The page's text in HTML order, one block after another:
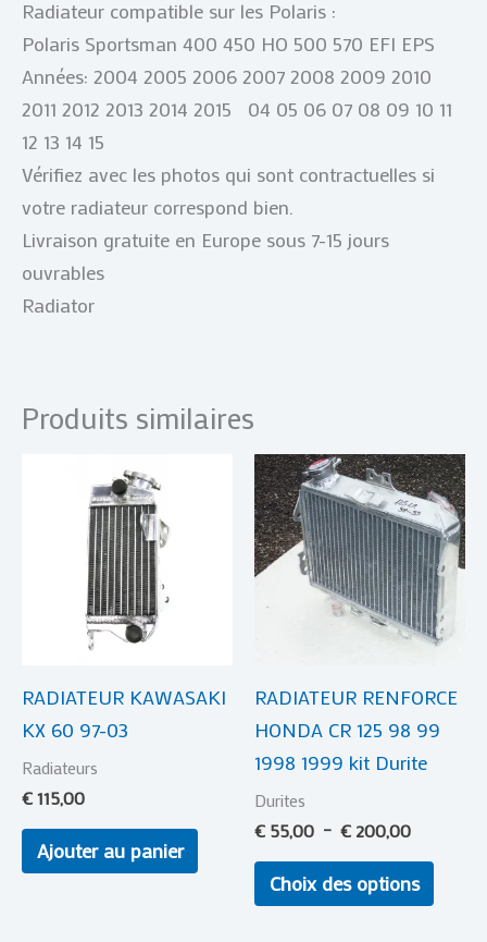
Radiateur compatible sur les Polaris :
Polaris Sportsman 400 450 HO 500 570 EFI EPS
Années: 2004 2005 2006 2007 2008 2009 2010
2011 2012 2013 2014 2015 04 05 06 07 08 09 10 11
12 13 14 15
Vérifiez avec les photos qui sont contractuelles si
votre radiateur correspond bien.
Livraison gratuite en Europe sous 7-15 jours
ouvrables
Radiator
Produits similaires
RADIATEUR KAWASAKI
KX 60 97-03
Radiateurs
€115,00
Ajouter au panier
RADIATEUR RENFORCE
HONDA CR 125 98 99
1998 1999 kit Durite
Durites
€ 55,00 – € 200,00
Plage
de
prix :
€ 55,00
à
€ 200,00
Choix des options
Ce
a
Les
être
page